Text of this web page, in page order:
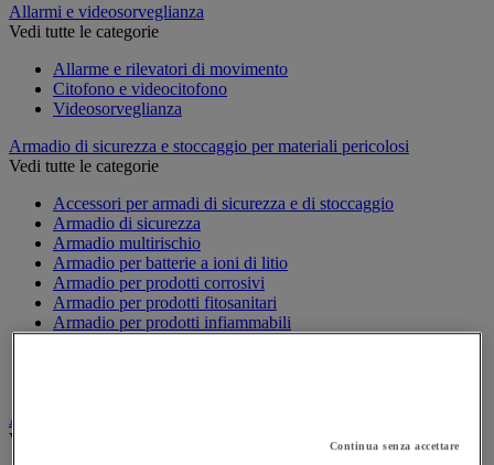
Allarmi e videosorveglianza
Vedi tutte le categorie
Allarme e rilevatori di movimento
Citofono e videocitofono
Videosorveglianza
Armadio di sicurezza e stoccaggio per materiali pericolosi
Vedi tutte le categorie
Accessori per armadi di sicurezza e di stoccaggio
Armadio di sicurezza
Armadio multirischio
Armadio per batterie a ioni di litio
Armadio per prodotti corrosivi
Armadio per prodotti fitosanitari
Armadio per prodotti infiammabili
Assorbente industriale
Vedi tutte le categorie
Continua senza accettare